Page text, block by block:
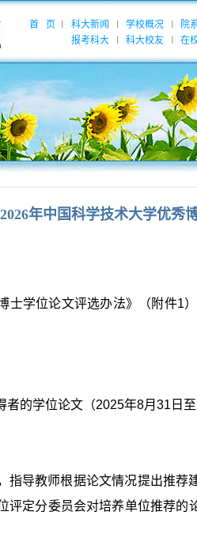
首 页 科大新闻 学校概况 院
报考科大
科大校友 在
年中国科学技术大学优秀
士学位论文评选办法》（附件1
的学位论文（2025年8月31日
指导教师根据论文情况提出推
评定分委员会对培养单位推荐